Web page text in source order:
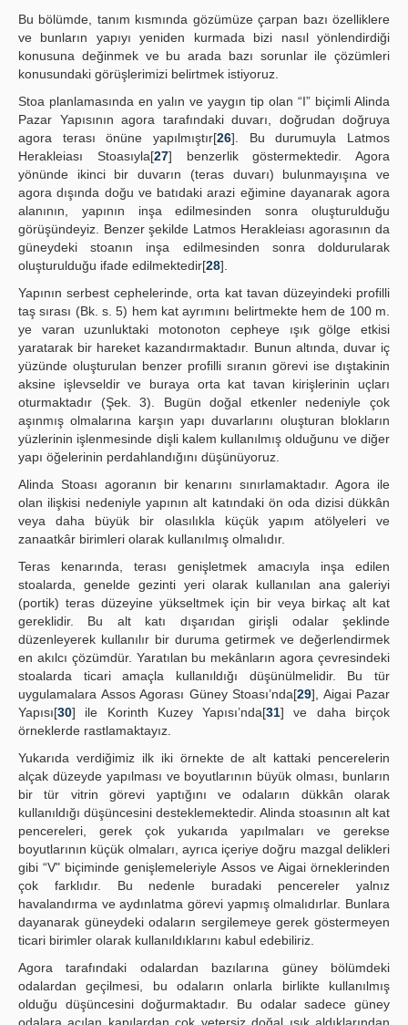
Bu bölümde, tanım kısmında gözümüze çarpan bazı özelliklere
ve bunların yapıyı yeniden kurmada bizi nasıl yönlendirdiği
konusuna değinmek ve bu arada bazı sorunlar ile çözümleri
konusundaki görüşlerimizi belirtmek istiyoruz.
Stoa planlamasında en yalın ve yaygın tip olan “I” biçimli Alinda
Pazar Yapısının agora tarafındaki duvarı, doğrudan doğruya
agora terası önüne yapılmıştır[26]. Bu durumuyla Latmos
Herakleiası Stoasıyla[27] benzerlik göstermektedir. Agora
yönünde ikinci bir duvarın (teras duvarı) bulunmayışına ve
agora dışında doğu ve batıdaki arazi eğimine dayanarak agora
alanının, yapının inşa edilmesinden sonra oluşturulduğu
görüşündeyiz. Benzer şekilde Latmos Herakleiası agorasının da
güneydeki stoanın inşa edilmesinden sonra doldurularak
oluşturulduğu ifade edilmektedir[28].
Yapının serbest cephelerinde, orta kat tavan düzeyindeki profilli
taş sırası (Bk. s. 5) hem kat ayrımını belirtmekte hem de 100 m.
ye varan uzunluktaki motonoton cepheye ışık gölge etkisi
yaratarak bir hareket kazandırmaktadır. Bunun altında, duvar iç
yüzünde oluşturulan benzer profilli sıranın görevi ise dıştakinin
aksine işlevseldir ve buraya orta kat tavan kirişlerinin uçları
oturmaktadır (Şek. 3). Bugün doğal etkenler nedeniyle çok
aşınmış olmalarına karşın yapı duvarlarını oluşturan blokların
yüzlerinin işlenmesinde dişli kalem kullanılmış olduğunu ve diğer
yapı öğelerinin perdahlandığını düşünüyoruz.
Alinda Stoası agoranın bir kenarını sınırlamaktadır. Agora ile
olan ilişkisi nedeniyle yapının alt katındaki ön oda dizisi dükkân
veya daha büyük bir olasılıkla küçük yapım atölyeleri ve
zanaatkâr birimleri olarak kullanılmış olmalıdır.
Teras kenarında, terası genişletmek amacıyla inşa edilen
stoalarda, genelde gezinti yeri olarak kullanılan ana galeriyi
(portik) teras düzeyine yükseltmek için bir veya birkaç alt kat
gereklidir. Bu alt katı dışarıdan girişli odalar şeklinde
düzenleyerek kullanılır bir duruma getirmek ve değerlendirmek
en akılcı çözümdür. Yaratılan bu mekânların agora çevresindeki
stoalarda ticari amaçla kullanıldığı düşünülmelidir. Bu tür
uygulamalara Assos Agorası Güney Stoası’nda[29], Aigai Pazar
Yapısı[30] ile Korinth Kuzey Yapısı’nda[31] ve daha birçok
örneklerde rastlamaktayız.
Yukarıda verdiğimiz ilk iki örnekte de alt kattaki pencerelerin
alçak düzeyde yapılması ve boyutlarının büyük olması, bunların
bir tür vitrin görevi yaptığını ve odaların dükkân olarak
kullanıldığı düşüncesini desteklemektedir. Alinda stoasının alt kat
pencereleri, gerek çok yukarıda yapılmaları ve gerekse
boyutlarının küçük olmaları, ayrıca içeriye doğru mazgal delikleri
gibi “V" biçiminde genişlemeleriyle Assos ve Aigai örneklerinden
çok farklıdır. Bu nedenle buradaki pencereler yalnız
havalandırma ve aydınlatma görevi yapmış olmalıdırlar. Bunlara
dayanarak güneydeki odaların sergilemeye gerek göstermeyen
ticari birimler olarak kullanıldıklarını kabul edebiliriz.
Agora tarafındaki odalardan bazılarına güney bölümdeki
odalardan geçilmesi, bu odaların onlarla birlikte kullanılmış
olduğu düşüncesini doğurmaktadır. Bu odalar sadece güney